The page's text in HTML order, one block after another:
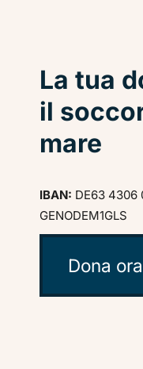
La tua
il
mare
IBAN: DE63 4306
GENODEM1GLS
Dona